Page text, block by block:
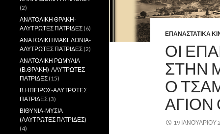
ΕΠΑΝΑΣΤΑΤΙΚΑ
ΟΙ
ΣΤΗΝ
Ο
19 ΙΑΝΟΥΑΡΊΟΥ
(2)
ΑΝΑΤΟΛΙΚΗ ΘΡΑΚΗ-
ΑΛΥΤΡΩΤΕΣ ΠΑΤΡΙΔΕΣ (6)
ΑΝΑΤΟΛΙΚΗ ΜΑΚΕΔΟΝΙΑ-
ΑΛΥΤΡΩΤΕΣ ΠΑΤΡΙΔΕΣ (2)
ΑΝΑΤΟΛΙΚΗ ΡΩΜΥΛΙΑ
(Β.ΘΡΑΚΗ)-ΑΛΥΤΡΩΤΕΣ
ΠΑΤΡΙΔΕΣ (15)
Β.ΗΠΕΙΡΟΣ-ΑΛΥΤΡΩΤΕΣ
ΠΑΤΡΙΔΕΣ (3)
ΒΙΘΥΝΙΑ-ΜΥΣΙΑ
(ΑΛΥΤΡΩΤΕΣ ΠΑΤΡΙΔΕΣ)
(4)